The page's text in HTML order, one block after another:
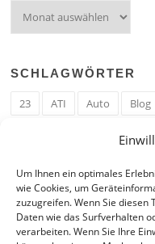
Um Ihnen ein optimales
wie Cookies, um
zuzugreifen. Wenn Sie diesen
Daten wie das Surfverhalten
verarbeiten. Wenn Sie Ihre
SCHLAGWÖRTER
23 ATI Auto Blog
Google
Hack Hand
Krefeld
Liebe Linux